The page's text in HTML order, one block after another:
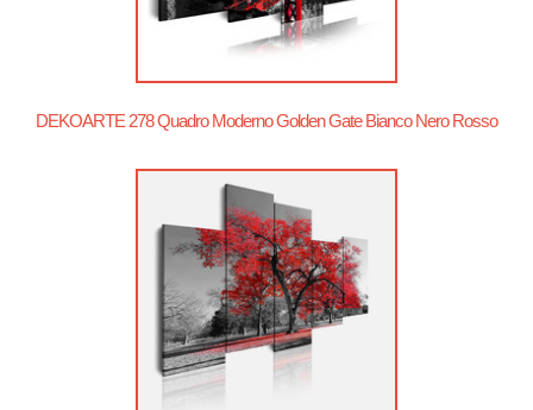
DEKOARTE 278 Quadro Moderno Golden Gate Bianco Nero Rosso